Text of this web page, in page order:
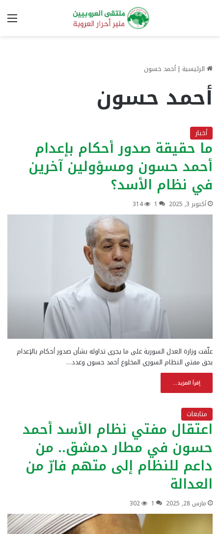
الرئيسية | أحمد حسون
أحمد حسون
أخبار
ما حقيقة صدور أحكام بإعدام
أحمد حسون ومسؤولين آخرين
في نظام الأسد؟
أكتوبر 3, 2025 1
314
علّقت وزارة العدل السورية على ما يجرى تداوله بشأن صدور أحكام بالإعدام
بحق مفتي النظام السوري المخلوع أحمد حسون وعدد…
إقرأ المزيد...
متابعات
اعتقال مفتي نظام الأسد أحمد
حسون في مطار دمشق.. من
داعم للنظام إلى متهم فارّ من
العدالة
مارس 28, 2025 1
302